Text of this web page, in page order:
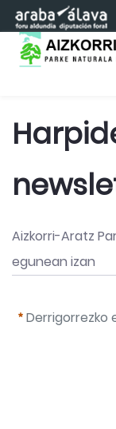
Eduki nagusira joan
Aizkorri-Aratz
egunean izan
Derrigorrezko